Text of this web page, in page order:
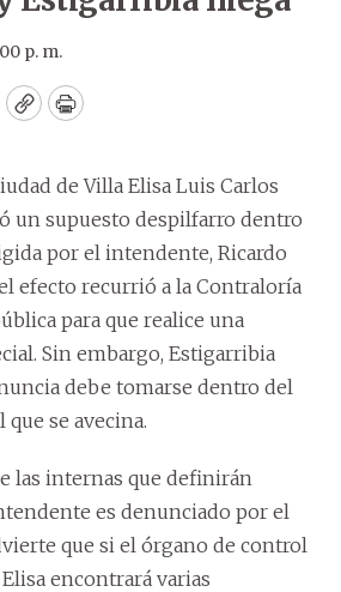
p. m.
CopyPrint
de Villa Elisa Luis Carlos
un supuesto despilfarro dentro
por el intendente, Ricardo
efecto recurrió a la Contraloría
para que realice una
Sin embargo, Estigarribia
debe tomarse dentro del
se avecina.
las internas que definirán
es denunciado por el
que si el órgano de control
encontrará varias